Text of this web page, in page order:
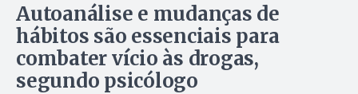
Autoanálise e mudanças de
hábitos são essenciais para
combater vício às drogas,
segundo psicólogo